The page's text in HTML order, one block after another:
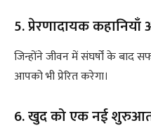
5. प्रेरणादायक
जिन्होंने जीवन में संघर्षों के बाद
आपको भी प्रेरित करेगा।
6. खुद को एक नई